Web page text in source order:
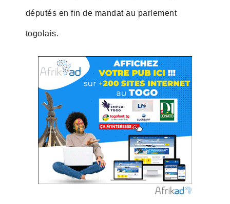
députés en fin de mandat au parlement
togolais.